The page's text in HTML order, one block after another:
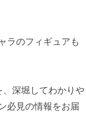
ラのフィギュアも
深堀してわかりや
必見の情報をお届